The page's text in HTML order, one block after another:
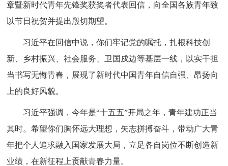
章暨新时代青年先锋奖获奖者代表回信，向全国各族青年致
以节日祝贺并提出殷切期望。
习近平在回信中说，你们牢记党的嘱托，扎根科技创
新、乡村振兴、社会服务、卫国戍边等基层一线，以实干担
当书写无悔青春，展现了新时代中国青年自信自强、昂扬向
上的良好风貌。
习近平强调，今年是“十五五”开局之年，青年建功正当
其时。希望你们胸怀远大理想，矢志拼搏奋斗，带动广大青
年把个人追求融入国家发展大局，立足各自岗位不断创造新
业绩，在新征程上贡献青春力量。